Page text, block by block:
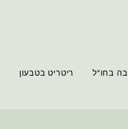
בחו"ל ריטריט בטבעון